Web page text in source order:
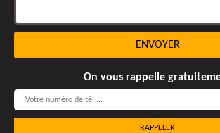
On vous rappelle